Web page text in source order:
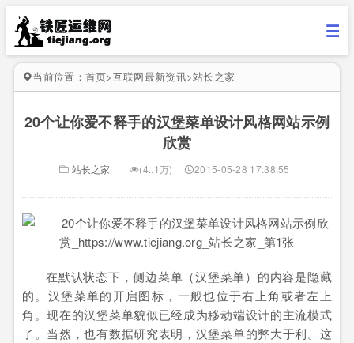
当前位置： 首页>互联网最新资讯>站长之家
20个让你爱不释手的汉堡菜单设计风格网站示例
欣赏
站长之家 (4..1万) 2015-05-28 17:38:55
在默认状态下，侧边菜单（汉堡菜单）的内容是隐藏
的。汉堡菜单的开启图标，一般也位于右上角或者左上
角。现在的汉堡菜单貌似已经成为移动端设计的主流模式
了。当然，也有数据研究表明，汉堡菜单的弊大于利。这